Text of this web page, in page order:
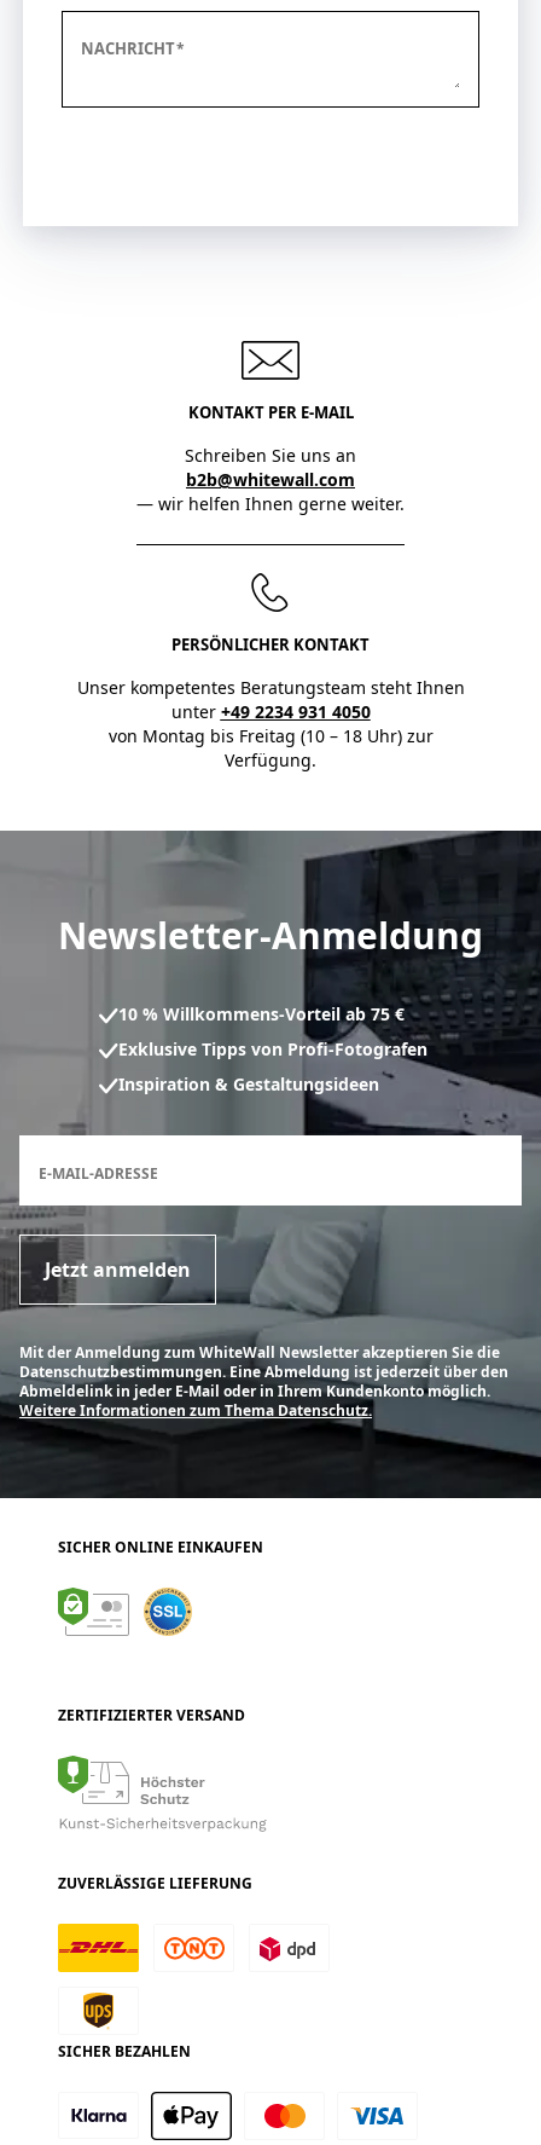
NACHRICHT
KONTAKT PER E-MAIL
Schreiben Sie uns an
b2b@whitewall.com
— wir helfen Ihnen gerne weiter.
PERSÖNLICHER KONTAKT
Unser kompetentes Beratungsteam steht Ihnen
unter +49 2234 931 4050
von Montag bis Freitag (10 – 18 Uhr) zur
Verfügung.
Newsletter-Anmeldung
10 % Willkommens-Vorteil ab 75 €
Exklusive Tipps von Profi-Fotografen
Inspiration & Gestaltungsideen
E-MAIL-ADRESSE
Jetzt anmelden
Mit der Anmeldung zum WhiteWall Newsletter akzeptieren Sie die
Datenschutzbestimmungen. Eine Abmeldung ist jederzeit über den
Abmeldelink in jeder E-Mail oder in Ihrem Kundenkonto möglich.
Weitere Informationen zum Thema Datenschutz.
SICHER ONLINE EINKAUFEN
ZERTIFIZIERTER VERSAND
ZUVERLÄSSIGE LIEFERUNG
SICHER BEZAHLEN